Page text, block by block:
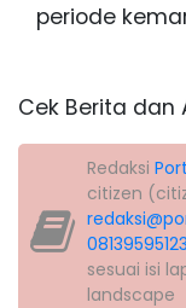
periode
Cek Berita dan
Redaksi
citizen
sesuai isi
landscape